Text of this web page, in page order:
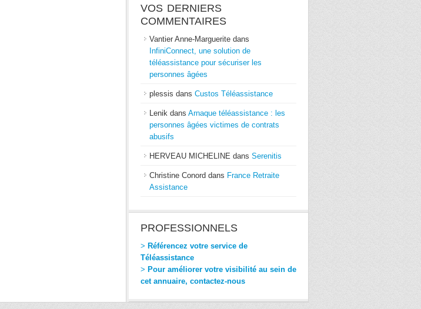
VOS DERNIERS
COMMENTAIRES
Vantier Anne-Marguerite dans
InfiniConnect, une solution de
téléassistance pour sécuriser les
personnes âgées
plessis dans Custos Téléassistance
Lenik dans Arnaque téléassistance : les
personnes âgées victimes de contrats
abusifs
HERVEAU MICHELINE dans Serenitis
Christine Conord dans France Retraite
Assistance
PROFESSIONNELS
> Référencez votre service de
Téléassistance
> Pour améliorer votre visibilité au sein de
cet annuaire, contactez-nous